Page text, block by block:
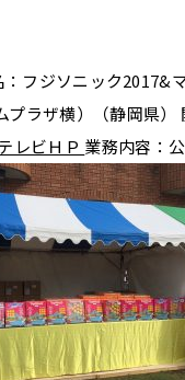
：フジソニック2017&
ラザ横）（静岡県
レビＨＰ 業務内容：